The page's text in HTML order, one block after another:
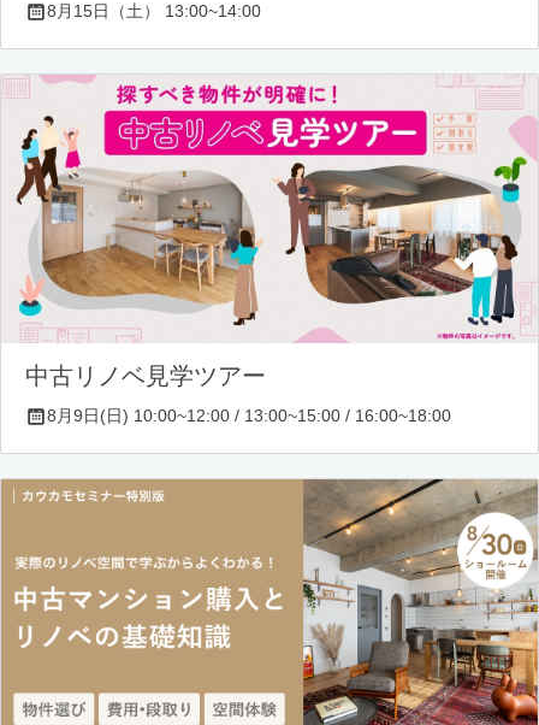
8月15日（土） 13:00~14:00
中古リノベ見学ツアー
8月9日(日) 10:00~12:00 / 13:00~15:00 / 16:00~18:00